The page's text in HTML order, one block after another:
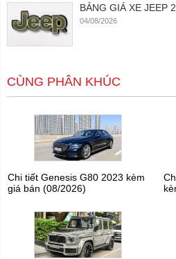
BẢNG GIÁ XE JEEP
04/08/2026
CÙNG PHÂN KHÚC
Chi tiết Genesis G80 2023 kèm
giá bán (08/2026)